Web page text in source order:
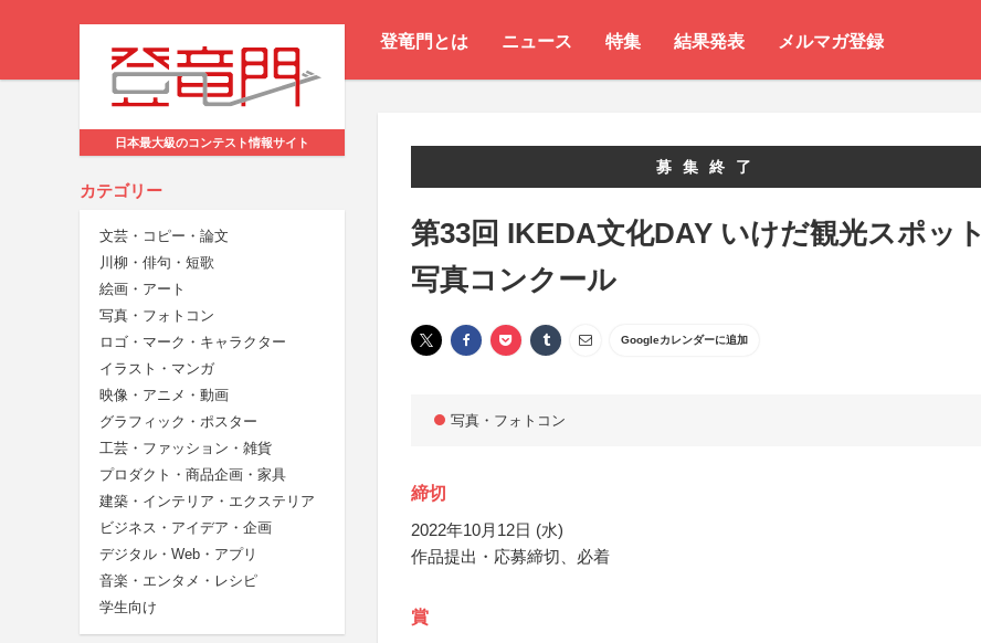
登竜門とは ニュース 特集 結果発表 メルマガ登録
日本最大級のコンテスト情報サイト
カテゴリー
文芸・コピー・論文
川柳・俳句・短歌
絵画・アート
写真・フォトコン
ロゴ・マーク・キャラクター
イラスト・マンガ
映像・アニメ・動画
グラフィック・ポスター
工芸・ファッション・雑貨
プロダクト・商品企画・家具
建築・インテリア・エクステリア
ビジネス・アイデア・企画
デジタル・Web・アプリ
音楽・エンタメ・レシピ
学生向け
募集終了
第33回 IKEDA文化DAY いけだ観光スポット
写真コンクール
Googleカレンダーに追加
写真・フォトコン
締切
2022年10月12日 (水)
作品提出・応募締切、必着
賞